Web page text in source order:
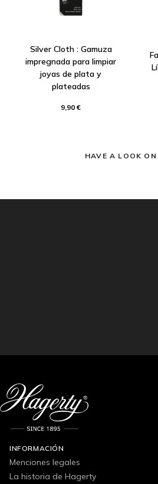
Silver Cloth : Gamuza
impregnada para limpiar
joyas de plata y
plateadas
9,90 €
HAVE A LOOK
INFORMACIÓN
Menciones legales
La historia de Hagerty